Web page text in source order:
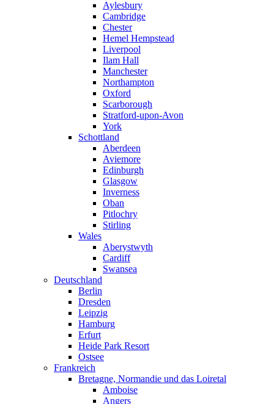
Aylesbury
Cambridge
Chester
Hemel Hempstead
Liverpool
Ilam Hall
Manchester
Northampton
Oxford
Scarborough
Stratford-upon-Avon
York
Schottland
Aberdeen
Aviemore
Edinburgh
Glasgow
Inverness
Oban
Pitlochry
Stirling
Wales
Aberystwyth
Cardiff
Swansea
Deutschland
Berlin
Dresden
Leipzig
Hamburg
Erfurt
Heide Park Resort
Ostsee
Frankreich
Bretagne, Normandie und das Loiretal
Amboise
Angers